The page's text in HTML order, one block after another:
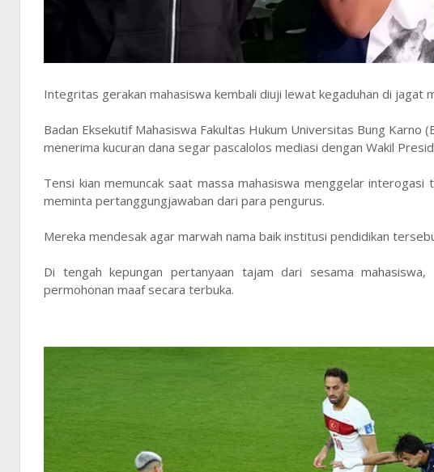
Integritas gerakan mahasiswa kembali diuji lewat kegaduhan di jagat
Badan Eksekutif Mahasiswa Fakultas Hukum Universitas Bung
menerima kucuran dana segar pascalolos mediasi dengan Wakil
Tensi kian memuncak saat massa mahasiswa menggelar
meminta pertanggungjawaban dari para pengurus.
Mereka mendesak agar marwah nama baik institusi pendidikan
Di tengah kepungan pertanyaan tajam dari sesama
permohonan maaf secara terbuka.